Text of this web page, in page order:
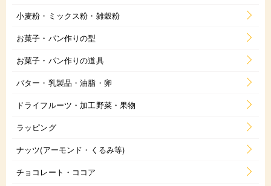
小麦粉・ミックス粉・雑穀粉
お菓子・パン作りの型
お菓子・パン作りの道具
バター・乳製品・油脂・卵
ドライフルーツ・加工野菜・果物
ラッピング
ナッツ(アーモンド・くるみ等)
チョコレート・ココア